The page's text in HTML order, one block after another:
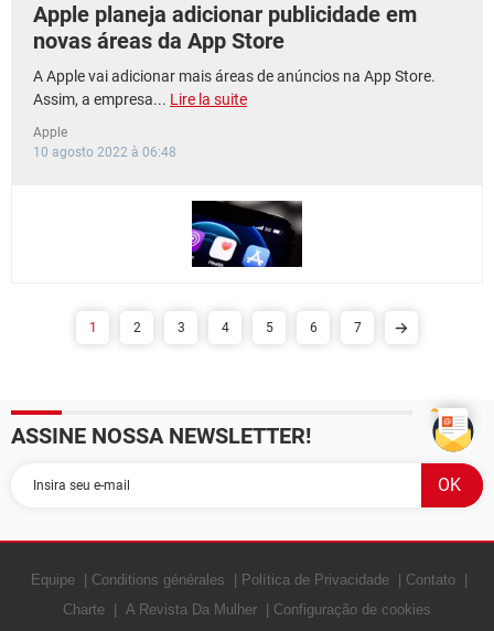
Apple planeja adicionar publicidade em
novas áreas da App Store
A Apple vai adicionar mais áreas de anúncios na App Store.
Assim, a empresa... Lire la suite
Apple
10 agosto 2022 à 06:48
1 2 3 4 5 6 7
ASSINE NOSSA NEWSLETTER!
Equipe Conditions générales Política de Privacidade
Contato
Charte
A Revista Da Mulher Configuração de cookies